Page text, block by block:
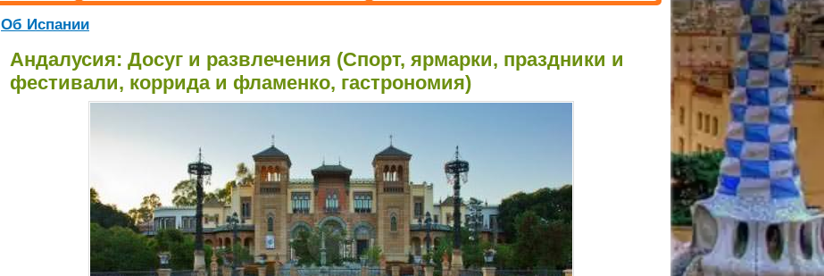
Об Испании
Андалусия: Досуг и развлечения (Спорт, ярмарки, праздники и
фестивали, коррида и фламенко, гастрономия)